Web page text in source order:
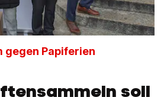
gegen Papiferien
soll